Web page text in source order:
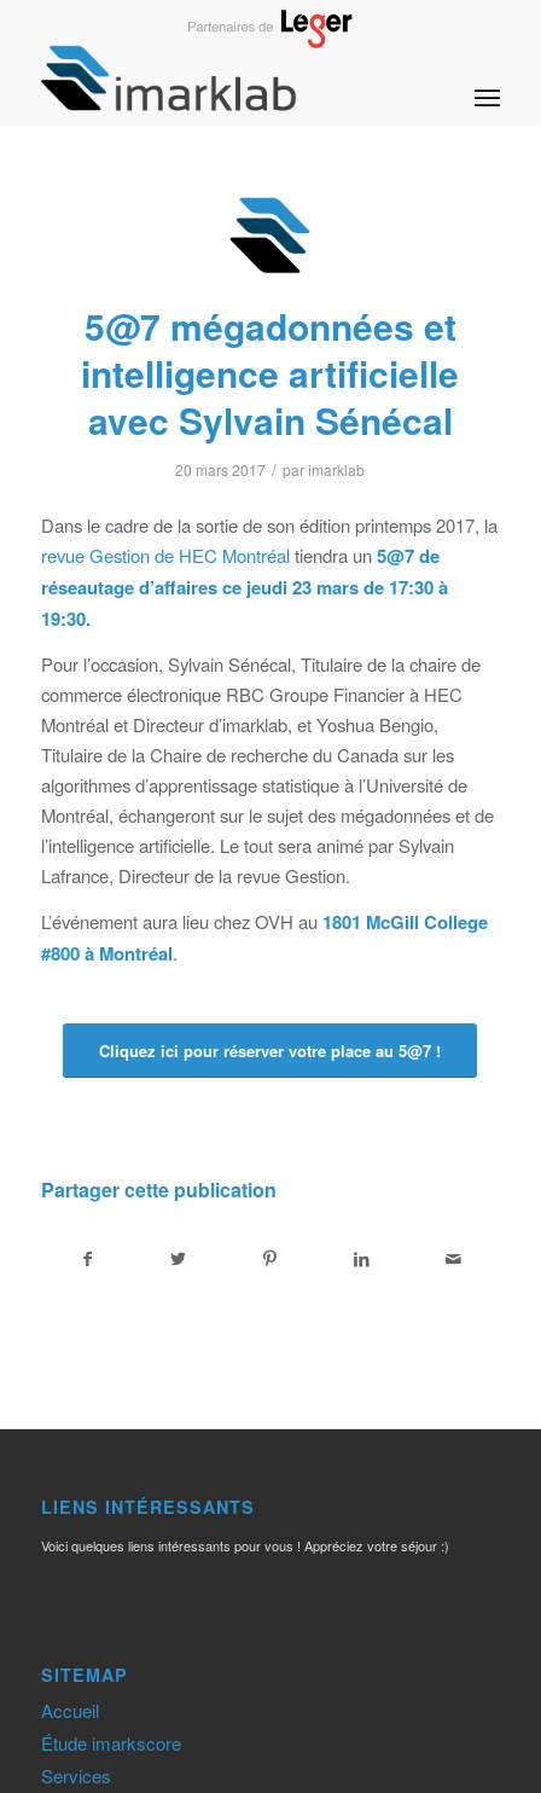
5@7 mégadonnées et
intelligence artificielle
avec Sylvain Sénécal
20 mars 2017 / parimarklab
Dans le cadre de la sortie de son édition printemps 2017, la
revue Gestion de HEC Montréaltiendra un5@7 de
réseautage d’affaires ce jeudi 23 mars de 17:30 à
19:30.
Pour l’occasion, Sylvain Sénécal, Titulaire de la chaire de
commerce électronique RBC Groupe Financier à HEC
Montréal et Directeur d’imarklab, et Yoshua Bengio,
Titulaire de la Chaire de recherche du Canada sur les
algorithmes d’apprentissage statistique à l’Université de
Montréal, échangeront sur le sujet des mégadonnées et de
l’intelligence artificielle. Le tout sera animé par Sylvain
Lafrance, Directeur de la revue Gestion.
L’événement aura lieu chez OVH au 1801 McGill College
#800 à Montréal.
Cliquez ici pour réserver votre place au 5@7 !
Partager cette publication
LIENS INTÉRESSANTS
Voici quelques liens intéressants pour vous ! Appréciez votre séjour :)
SITEMAP
Accueil
Étude imarkscore
Services